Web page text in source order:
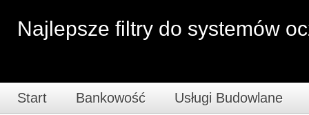
Najlepsze filtry do systemów
Start Bankowość Usługi Budowlane